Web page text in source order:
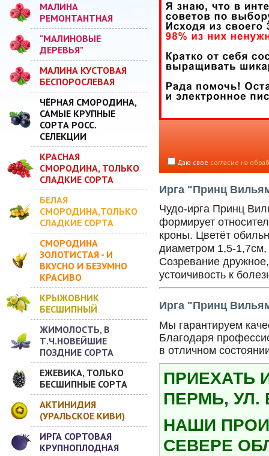
МАЛИНА
РЕМОНТАНТНАЯ
"МАЛИНОВЫЕ
ДЕРЕВЬЯ"
МАЛИНА КУСТОВАЯ
БЕСПОРОСЛЕВАЯ
ЧЁРНАЯ СМОРОДИНА,
САМЫЕ КРУПНЫЕ
СОРТА РОСС.
СЕЛЕКЦИИ
КРАСНАЯ
СМОРОДИНА, ТОЛЬКО
СЛАДКИЕ СОРТА
БЕЛАЯ
СМОРОДИНА,ТОЛЬКО
СЛАДКИЕ СОРТА
СМОРОДИНА
ЗОЛОТИСТАЯ - И
ВКУСНО И БЕЗУМНО
КРАСИВО
КРЫЖОВНИК
БЕСШИПНЫЙ
ЖИМОЛОСТЬ, В
Т.Ч.НОВЕЙШИЕ
ПОЗДНИЕ СОРТА
ЕЖЕВИКА, ТОЛЬКО
БЕСШИПНЫЕ СОРТА
АКТИНИДИЯ
(УРАЛЬСКОЕ КИВИ)
ИРГА СОРТОВАЯ
КРУПНОПЛОДНАЯ
Даю свое согласие на
Ирга "Принц
Чудо-ирга Принц
формирует
кроны. Цветёт
диаметром 1,5-
Созревание
устоичивость к
Ирга "Принц
Мы гарантируем
Благодаря
в отличном
ПРИЕХАТЬ
ПЕРМЬ, УЛ.
НАШИ
СЕВЕРЕ